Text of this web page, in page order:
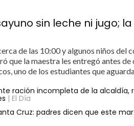
sin leche ni jugo;
de las 10:00 y algunos niños
que la maestra les entregó antes de
uno de los estudiantes que
ración incompleta de la alcaldía,
| El Día
Cruz: padres dicen que este